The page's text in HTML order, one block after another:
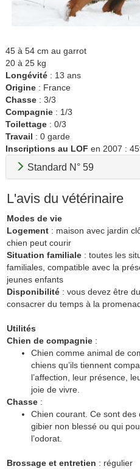
45 à 54 cm au garrot
20 à 25 kg
Longévité: 13 ans
Origine: France
Chasse: 3/3
Compagnie: 1/3
Toilettage: 0/3
Travail : 0 garde
Inscriptions au LOF en 2007 :
Standard N° 59
L'avis du vétérinaire
Modes de vie
Logement: maison avec jardin
chien peut courir
Situation familiale: toutes les
familiales, compatible avec la
jeunes enfants
Disponibilité: vous devez être
consacrer du temps à la
Utilités
Chien de compagnie:
Chien comme animal de
chiens qu’ils tiennent
l’affection, leur présence,
joie de vivre.
Chasse:
Chien courant. Ce sont
gibier non blessé ou qui
l’odorat.
Brossage et entretien : régulier